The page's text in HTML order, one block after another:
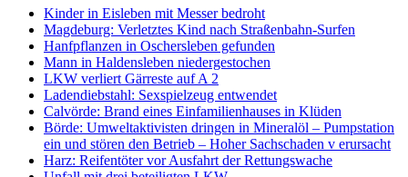
Kinder in Eisleben mit Messer bedroht
Magdeburg: Verletztes Kind nach Straßenbahn-Surfen
Hanfpflanzen in Oschersleben gefunden
Mann in Haldensleben niedergestochen
LKW verliert Gärreste auf A 2
Ladendiebstahl: Sexspielzeug entwendet
Calvörde: Brand eines Einfamilienhauses in Klüden
Börde: Umweltaktivisten dringen in Mineralöl – Pumpstation
ein und stören den Betrieb – Hoher Sachschaden v erursacht
Harz: Reifentöter vor Ausfahrt der Rettungswache